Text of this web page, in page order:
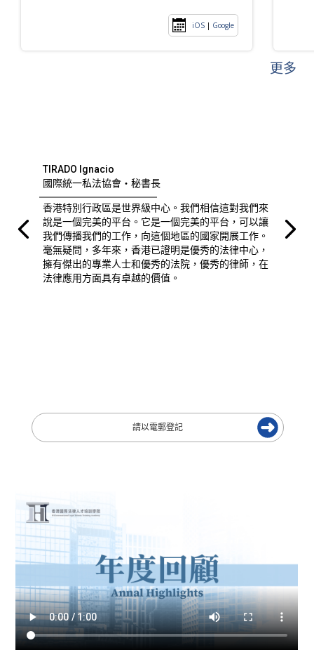
iOS | Google
更多
TIRADO Ignacio
國際統一私法協會・秘書長
香港特別行政區是世界級中心。我們相信這對我們來
說是一個完美的平台。它是一個完美的平台，可以讓
我們傳播我們的工作，向這個地區的國家開展工作。
毫無疑問，多年來，香港已證明是優秀的法律中心，
擁有傑出的專業人士和優秀的法院，優秀的律師，在
法律應用方面具有卓越的價值。